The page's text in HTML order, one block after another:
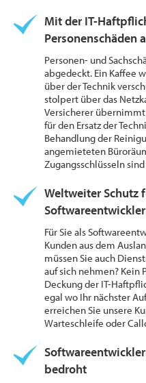
Mit der IT-
Personenschäden
Personen- und
abgedeckt. Ein Kaffee
über der Technik
stolpert über das
Versicherer übernimmt
für den Ersatz der
Behandlung der
angemieteten
Zugangsschlüsseln
Weltweiter Schutz
Für Sie als
Kunden aus dem
müssen Sie auch
auf sich nehmen?
Deckung der IT-
egal wo Ihr nächster
erreichen Sie unsere
Warteschleife oder
bedroht